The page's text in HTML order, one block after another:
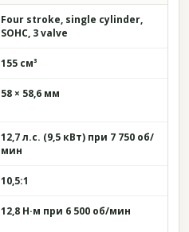
Four stroke, single cylinder,
SOHC, 3 valve
155 см³
58 × 58,6 мм
12,7 л.с. (9,5 кВт) при 7 750 об/
мин
10,5:1
12,8 Н·м при 6 500 об/мин